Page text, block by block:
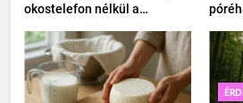
okostelefon nélkül a